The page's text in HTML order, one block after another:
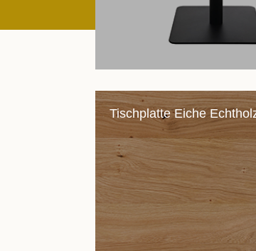
Tischplatte Eiche